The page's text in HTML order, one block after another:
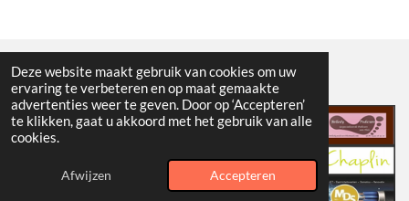
Deze website maakt gebruik van cookies om uw
ervaring te verbeteren en op maat gemaakte
advertenties weer te geven. Door op ‘Accepteren’
te klikken, gaat u akkoord met het gebruik van alle
cookies.
Afwijzen Accepteren
Onze Sponsors